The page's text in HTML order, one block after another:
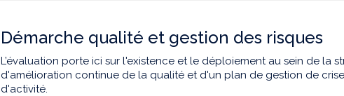
Démarche qualité et gestion des risques
L’évaluation porte ici sur l'existence et le déploiement au sein de la
d'amélioration continue de la qualité et d'un plan de gestion de
d'activité.